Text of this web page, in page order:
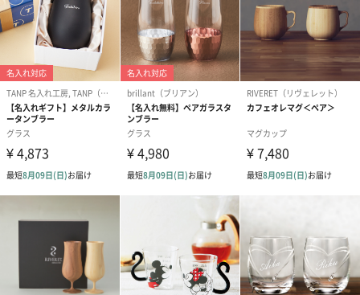
結婚祝い（御結婚御
祝）（110円）
出産祝い（御出産御
祝）（110円）
（110円）
結婚祝いちょい足しギフト
結婚祝いギフトへの＋αにおすすめです。新生活を彩るギフトオプ
ションをご用意いたしました。
商品と同梱してお届けいたします。